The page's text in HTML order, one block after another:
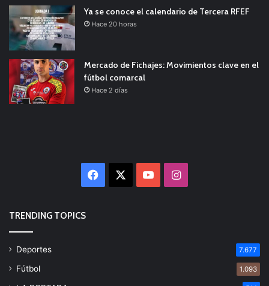
Ya se conoce el calendario de Tercera RFEF
Hace 20 horas
Mercado de Fichajes: Movimientos clave en el
fútbol comarcal
Hace 2 días
Facebook YouTubeInstagram
TRENDING TOPICS
Deportes 7.677
Fútbol 1.093